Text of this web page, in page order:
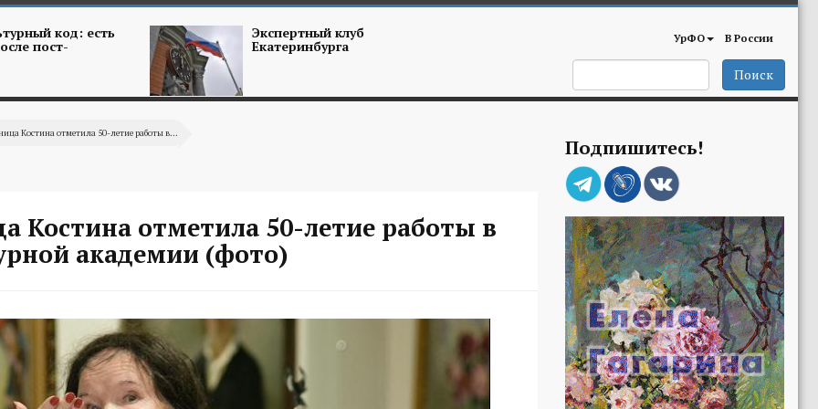
код: есть
пост-
Экспертный клуб
Екатеринбурга УрФО В России
Поиск
Костина отметила 50-летие работы в...
Костина отметила 50-летие работы в
академии (фото)
Подпишитесь!